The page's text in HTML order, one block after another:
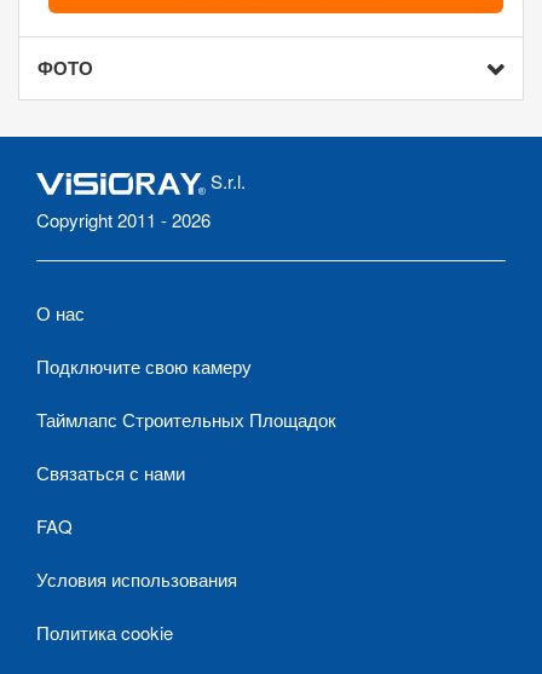
ФОТО
S.r.l.
Copyright 2011 - 2026
О нас
Подключите свою камеру
Таймлапс Строительных Площадок
Связаться с нами
FAQ
Условия использования
Политика cookie